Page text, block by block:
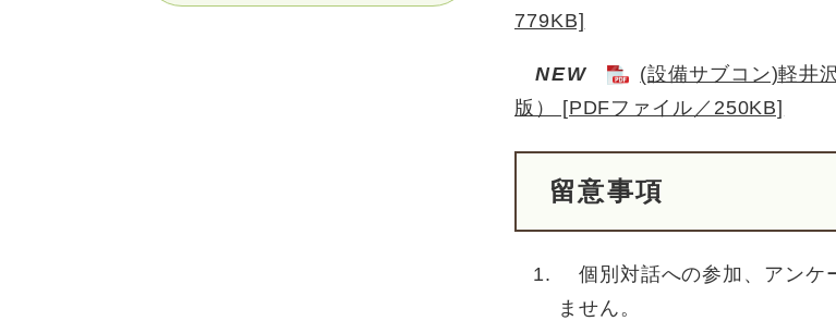
779KB]
NEW
(設備サブコン)軽井
版） [PDFファイル／250KB]
留意事項
個別対話への参加、アンケ
ません。